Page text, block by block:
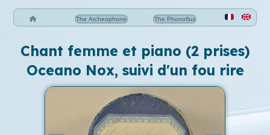
The Archeophone The Phonoflux
Chant femme et piano (2 prises)
Oceano Nox, suivi d'un fou rire